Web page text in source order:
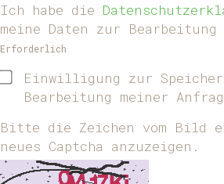
Ich habe die
meine Daten zur
Erforderlich
Einwilligung zur
Bearbeitung meiner
Bitte die Zeichen vom Bild
neues Captcha anzuzeigen.